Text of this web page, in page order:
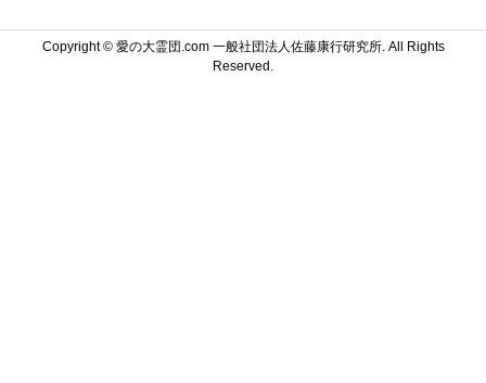
Copyright ©愛の大霊団.com 一般社団法人佐藤康行研究所. All Rights
Reserved.